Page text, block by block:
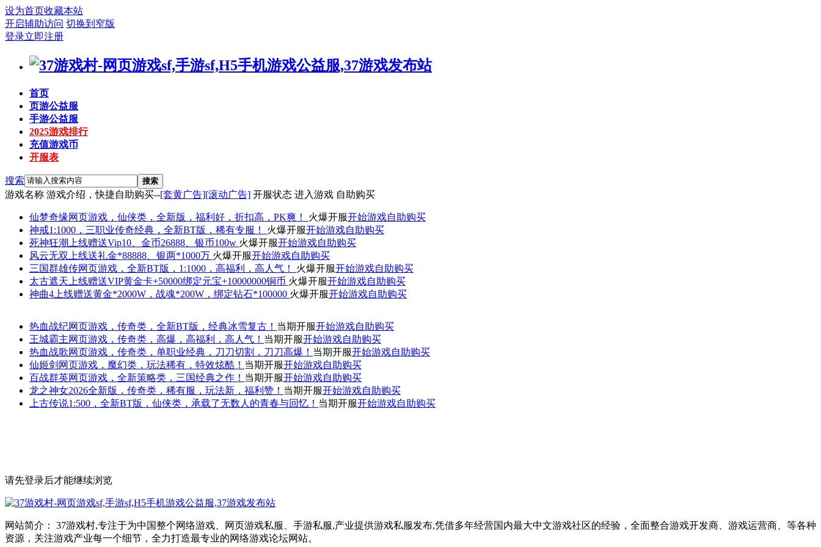
设为首页收藏本站
开启辅助访问 切换到窄版
登录立即注册
首页
页游公益服
手游公益服
2025游戏排行
充值游戏币
开服表
搜索 搜索
游戏名称 游戏介绍，快捷自助购买--[套黄广告][滚动广告] 开服状态 进入游戏 自助购买
仙梦奇缘网页游戏，仙侠类，全新版，福利好，折扣高，PK爽！ 火爆开服开始游戏自助购买
神戒1:1000，三职业传奇经典，全新BT版，稀有专服！ 火爆开服开始游戏自助购买
死神狂潮 上线赠送Vip10、金币26888、银币100w 火爆开服开始游戏自助购买
风云无双 上线送礼金*88888、银两*1000万 火爆开服开始游戏自助购买
三国群雄传网页游戏，全新BT版，1:1000，高福利，高人气！ 火爆开服开始游戏自助购买
太古遮天 上线赠送VIP黄金卡+50000绑定元宝+10000000铜币 火爆开服开始游戏自助购买
神曲4 上线赠送黄金*2000W，战魂*200W，绑定钻石*100000 火爆开服开始游戏自助购买
热血战纪网页游戏，传奇类，全新BT版，经典冰雪复古！ 当期开服开始游戏自助购买
王城霸主网页游戏，传奇类，高爆，高福利，高人气！ 当期开服开始游戏自助购买
热血战歌网页游戏，传奇类，单职业经典，刀刀切割，刀刀高爆！ 当期开服开始游戏自助购买
仙姬剑 网页游戏，魔幻类，玩法稀有，特效炫酷！ 当期开服开始游戏自助购买
百战群英网页游戏，全新策略类，三国经典之作！ 当期开服开始游戏自助购买
龙之神女2026全新版，传奇类，稀有服，玩法新，福利赞！ 当期开服开始游戏自助购买
上古传说1:500，全新BT版，仙侠类，承载了无数人的青春与回忆！ 当期开服开始游戏自助购买
请先登录后才能继续浏览
网站简介： 37游戏村,专注于为中国整个网络游戏、网页游戏私服、手游私服,产业提供游戏私服发布,凭借多年经营国内最大中文游戏社区的经验，全面整合游戏开发商、游戏运营商、等各种
资源，关注游戏产业每一个细节，全力打造最专业的网络游戏论坛网站。